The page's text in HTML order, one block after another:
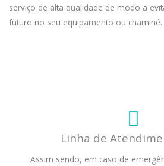
serviço de alta qualidade de modo a
futuro no seu equipamento ou chaminé.
Linha de
Assim sendo, em caso de